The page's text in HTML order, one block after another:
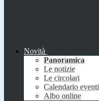
Novità
Panoramica
Le notizie
Le circolari
Calendario eventi
Albo online